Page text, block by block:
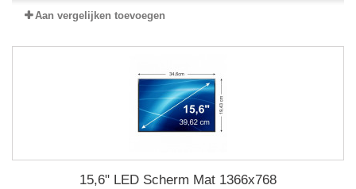
Aan vergelijken toevoegen
15,6" LED Scherm Mat 1366x768